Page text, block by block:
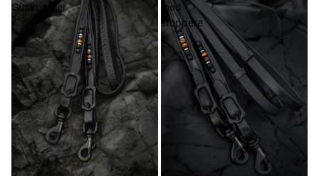
Gummitøjler
med
stoppere